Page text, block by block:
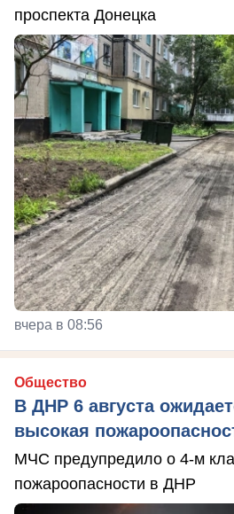
проспекта Донецка
вчера в 08:56
Общество
В ДНР 6 августа
высокая
МЧС предупредило о 4-м
пожароопасности в ДНР